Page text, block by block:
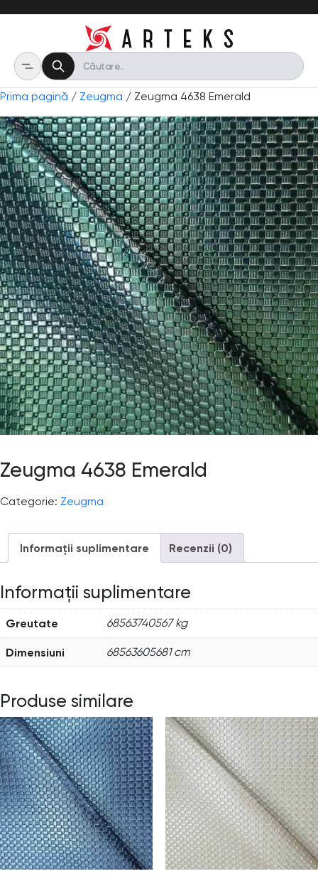
Prima pagină / Zeugma / Zeugma 4638 Emerald
Zeugma 4638 Emerald
Categorie: Zeugma
Informații suplimentare Recenzii (0)
Informații suplimentare
Greutate 68563740567 kg
Dimensiuni 68563605681 cm
Produse similare